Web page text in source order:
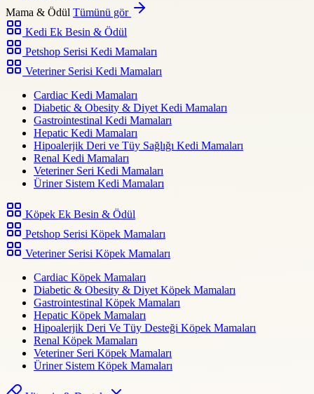
Mama & Ödül Tümünü gör
Kedi Ek Besin & Ödül
Petshop Serisi Kedi Mamaları
Veteriner Serisi Kedi Mamaları
Cardiac Kedi Mamaları
Diabetic & Obesity & Diyet Kedi Mamaları
Gastrointestinal Kedi Mamaları
Hepatic Kedi Mamaları
Hipoalerjik Deri ve Tüy Sağlığı Kedi Mamaları
Renal Kedi Mamaları
Veteriner Seri Kedi Mamaları
Üriner Sistem Kedi Mamaları
Köpek Ek Besin & Ödül
Petshop Serisi Köpek Mamaları
Veteriner Serisi Köpek Mamaları
Cardiac Köpek Mamaları
Diabetic & Obesity & Diyet Köpek Mamaları
Gastrointestinal Köpek Mamaları
Hepatic Köpek Mamaları
Hipoalerjik Deri Ve Tüy Desteği Köpek Mamaları
Renal Köpek Mamaları
Veteriner Seri Köpek Mamaları
Üriner Sistem Köpek Mamaları